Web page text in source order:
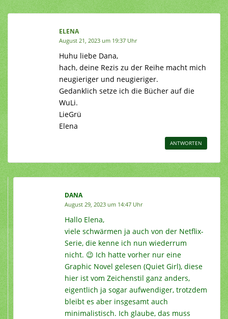
ELENA
August 21, 2023 um 19:37 Uhr
Huhu liebe Dana,
hach, deine Rezis zu der Reihe macht mich
neugieriger und neugieriger.
Gedanklich setze ich die Bücher auf die
WuLi.
LieGrü
Elena
ANTWORTEN
DANA
August 29, 2023 um 14:47 Uhr
Hallo Elena,
viele schwärmen ja auch von der Netflix-
Serie, die kenne ich nun wiederrum
nicht. 😉 Ich hatte vorher nur eine
Graphic Novel gelesen (Quiet Girl), diese
hier ist vom Zeichenstil ganz anders,
eigentlich ja sogar aufwendiger, trotzdem
bleibt es aber insgesamt auch
minimalistisch. Ich glaube, das muss